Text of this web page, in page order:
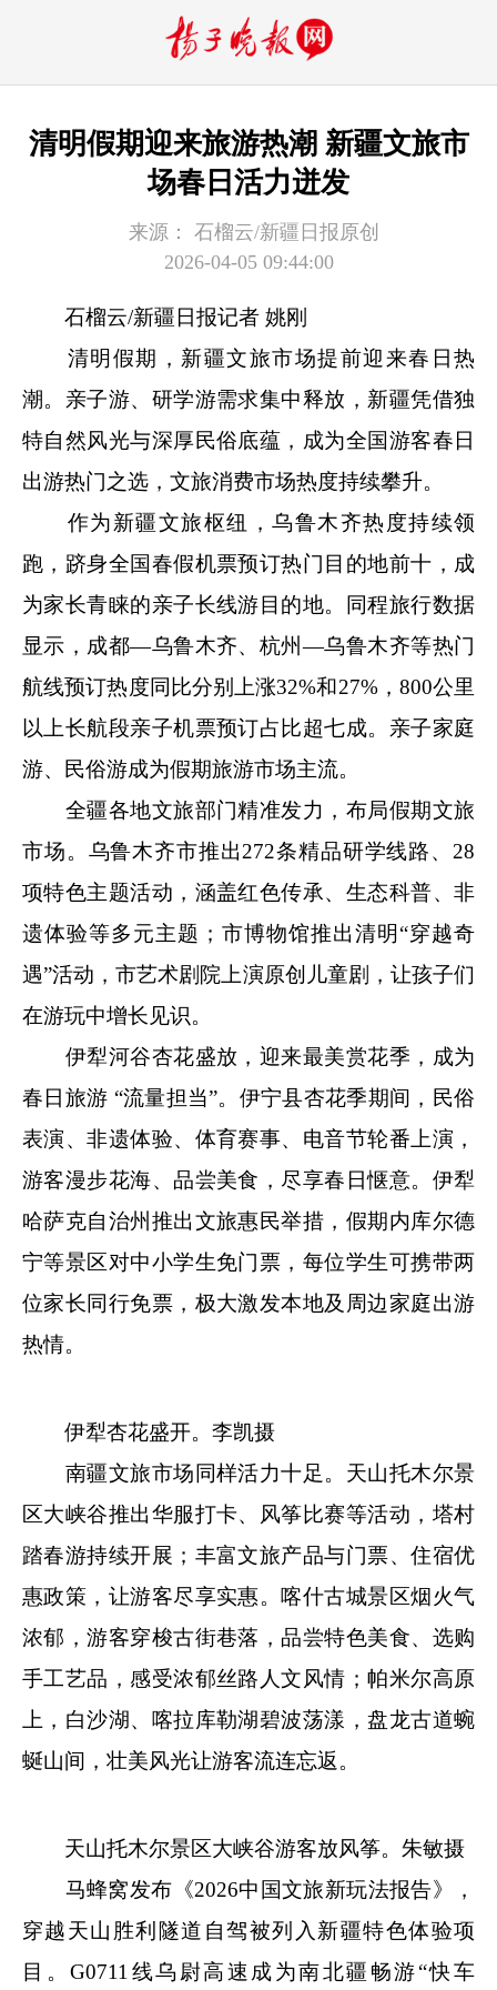
清明假期迎来旅游热潮 新疆文旅市
场春日活力迸发
来源：
石榴云/新疆日报原创
2026-04-05 09:44:00
石榴云/新疆日报记者 姚刚
清明假期，新疆文旅市场提前迎来春日热
潮。亲子游、研学游需求集中释放，新疆凭借独
特自然风光与深厚民俗底蕴，成为全国游客春日
出游热门之选，文旅消费市场热度持续攀升。
作为新疆文旅枢纽，乌鲁木齐热度持续领
跑，跻身全国春假机票预订热门目的地前十，成
为家长青睐的亲子长线游目的地。同程旅行数据
显示，成都—乌鲁木齐、杭州—乌鲁木齐等热门
航线预订热度同比分别上涨32%和27%，800公里
以上长航段亲子机票预订占比超七成。亲子家庭
游、民俗游成为假期旅游市场主流。
全疆各地文旅部门精准发力，布局假期文旅
市场。乌鲁木齐市推出272条精品研学线路、28
项特色主题活动，涵盖红色传承、生态科普、非
遗体验等多元主题；市博物馆推出清明“穿越奇
遇”活动，市艺术剧院上演原创儿童剧，让孩子们
在游玩中增长见识。
伊犁河谷杏花盛放，迎来最美赏花季，成为
春日旅游 “流量担当”。伊宁县杏花季期间，民俗
表演、非遗体验、体育赛事、电音节轮番上演，
游客漫步花海、品尝美食，尽享春日惬意。伊犁
哈萨克自治州推出文旅惠民举措，假期内库尔德
宁等景区对中小学生免门票，每位学生可携带两
位家长同行免票，极大激发本地及周边家庭出游
热情。
伊犁杏花盛开。李凯摄
南疆文旅市场同样活力十足。天山托木尔景
区大峡谷推出华服打卡、风筝比赛等活动，塔村
踏春游持续开展；丰富文旅产品与门票、住宿优
惠政策，让游客尽享实惠。喀什古城景区烟火气
浓郁，游客穿梭古街巷落，品尝特色美食、选购
手工艺品，感受浓郁丝路人文风情；帕米尔高原
上，白沙湖、喀拉库勒湖碧波荡漾，盘龙古道蜿
蜒山间，壮美风光让游客流连忘返。
天山托木尔景区大峡谷游客放风筝。朱敏摄
马蜂窝发布《2026中国文旅新玩法报告》，
穿越天山胜利隧道自驾被列入新疆特色体验项
目。G0711线乌尉高速成为南北疆畅游“快车